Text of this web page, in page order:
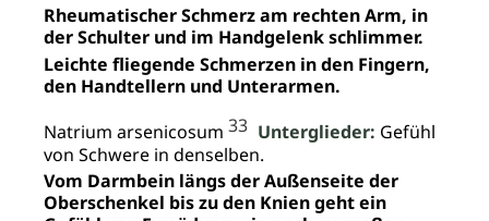
Rheumatischer Schmerz am rechten Arm, in
der Schulter und im Handgelenk schlimmer.
Leichte fliegende Schmerzen in den Fingern,
den Handtellern und Unterarmen.
Natrium arsenicosum 33 Unterglieder: Gefühl
von Schwere in denselben.
Vom Darmbein längs der Außenseite der
Oberschenkel bis zu den Knien geht ein